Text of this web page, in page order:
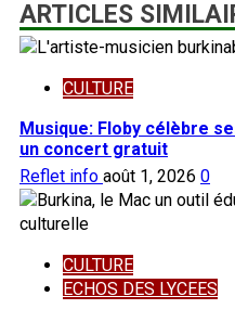
ARTICLES
CULTURE
Musique: Floby célèbre
un concert gratuit
Reflet info août 1, 2026 0
CULTURE
ECHOS DES LYCEES